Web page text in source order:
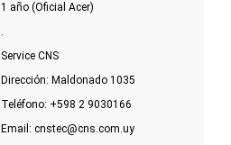
1 año (Oficial Acer)
.
Service CNS
Dirección: Maldonado 1035
Teléfono: +598 2 9030166
Email: cnstec@cns.com.uy